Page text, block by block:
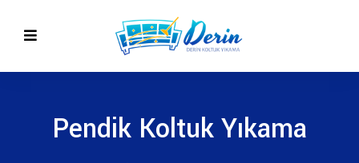
Pendik Koltuk Yıkama